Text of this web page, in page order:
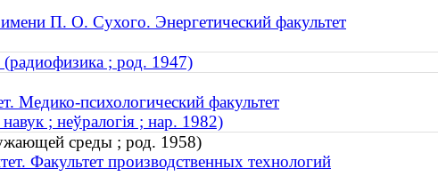
П. О. Сухого. Энергетический факультет
; род. 1947)
Медико-психологический факультет
; неўралогія ; нар. 1982)
среды ; род. 1958)
Факультет производственных технологий